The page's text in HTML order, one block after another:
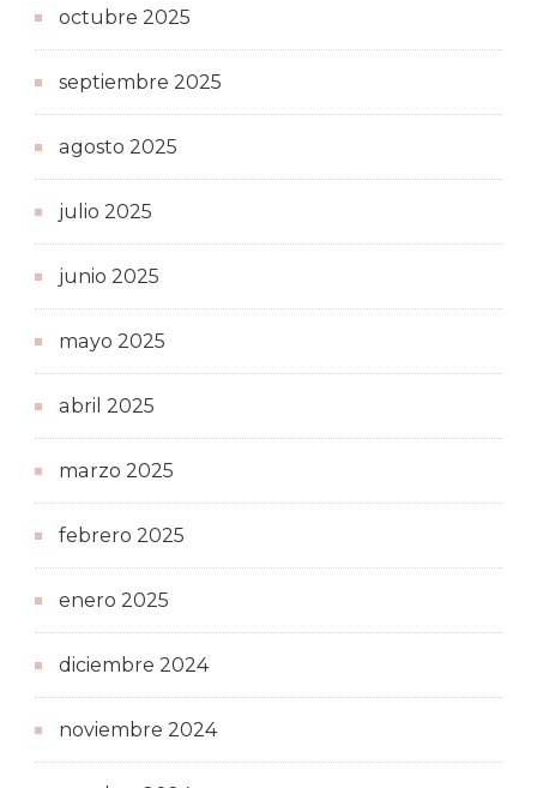
octubre 2025
septiembre 2025
agosto 2025
julio 2025
junio 2025
mayo 2025
abril 2025
marzo 2025
febrero 2025
enero 2025
diciembre 2024
noviembre 2024